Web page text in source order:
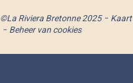
©La Riviera Bretonne 2025 Kaart
Beheer van cookies